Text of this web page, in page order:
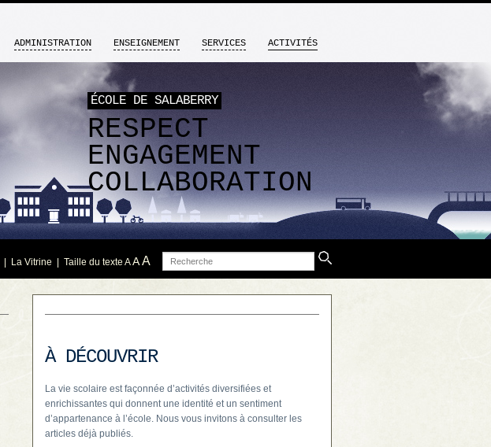
ÉCOLE DE SALABERRY
RESPECT
ENGAGEMENT
COLLABORATION
ADMINISTRATION ENSEIGNEMENT SERVICES ACTIVITÉS
La Vitrine | Taille du texte A AA Recherche
À DÉCOUVRIR
La vie scolaire est façonnée d’activités diversifiées et
enrichissantes qui donnent une identité et un sentiment
d’appartenance à l’école. Nous vous invitons à consulter les
articles déjà publiés.